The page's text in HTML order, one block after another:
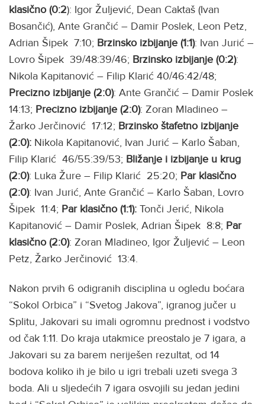
klasično (0:2): Igor Žuljević, Dean Caktaš (Ivan
Bosančić), Ante Grančić – Damir Poslek, Leon Petz,
Adrian Šipek 7:10; Brzinsko izbijanje (1:1): Ivan Jurić –
Lovro Šipek 39/48:39/46; Brzinsko izbijanje (0:2):
Nikola Kapitanović – Filip Klarić 40/46:42/48;
Precizno izbijanje (2:0): Ante Grančić – Damir Poslek
14:13; Precizno izbijanje (2:0): Zoran Mladineo –
Žarko Jerčinović 17:12; Brzinsko štafetno izbijanje
(2:0): Nikola Kapitanović, Ivan Jurić – Karlo Šaban,
Filip Klarić 46/55:39/53; Bližanje i izbijanje u krug
(2:0): Luka Žure – Filip Klarić 25:20; Par klasično
(2:0): Ivan Jurić, Ante Grančić – Karlo Šaban, Lovro
Šipek 11:4; Par klasično (1:1): Tonči Jerić, Nikola
Kapitanović – Damir Poslek, Adrian Šipek 8:8; Par
klasično (2:0): Zoran Mladineo, Igor Žuljević – Leon
Petz, Žarko Jerčinović 13:4.
Nakon prvih 6 odigranih disciplina u ogledu boćara
“Sokol Orbica” i “Svetog Jakova”, igranog jučer u
Splitu, Jakovari su imali ogromnu prednost i vodstvo
od čak 1:11. Do kraja utakmice preostalo je 7 igara, a
Jakovari su za barem neriješen rezultat, od 14
bodova koliko ih je bilo u igri trebali uzeti svega 3
boda. Ali u sljedećih 7 igara osvojili su jedan jedini